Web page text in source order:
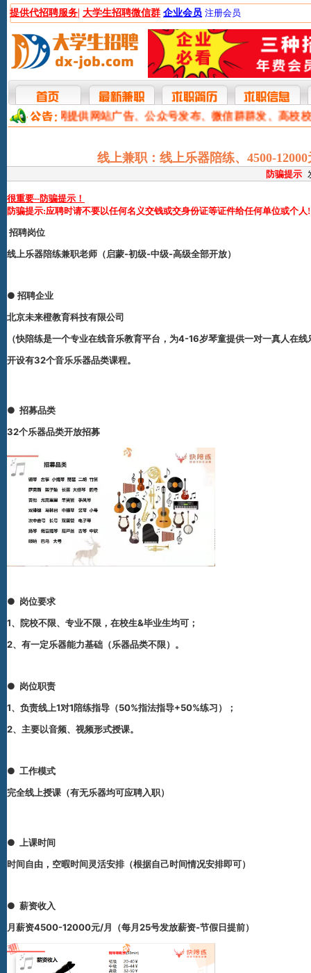
提供代招聘服务| 大学生招聘微信群 企业会员 注册会员
本网提供网站广告、公众号发布、微信群群发、高
线上兼职：线上乐器陪练、4500-
防骗提示
很重要--防骗提示！
防骗提示:应聘时请不要以任何名义交钱或交身份证等证件给任何单位或个人!
招聘岗位
线上乐器陪练兼职老师（启蒙-初级-中级-高级全部开放）
● 招聘企业
北京未来橙教育科技有限公司
（快陪练是一个专业在线音乐教育平台，为4-16岁琴童提供一对一真人在
开设有32个音乐乐器品类课程。
● 招募品类
32个乐器品类开放招募
● 岗位要求
1、院校不限、专业不限，在校生&毕业生均可；
2、有一定乐器能力基础（乐器品类不限）。
● 岗位职责
1、负责线上1对1陪练指导（50%指法指导+50%练习）；
2、主要以音频、视频形式授课。
● 工作模式
完全线上授课（有无乐器均可应聘入职）
●
上课时间
时间自由，空暇时间灵活安排（根据自己时间情况安排即可）
● 薪资收入
月薪资4500-12000元/月 （每月25号发放薪资-节假日提前）